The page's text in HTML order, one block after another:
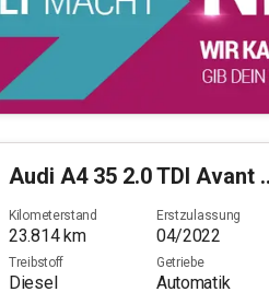
Audi A4 35 2.0 TDI Avant basis (EURO 6d)
Kilometerstand
23.814km
Erstzulassung
04/2022
Treibstoff
Diesel
Getriebe
Automatik